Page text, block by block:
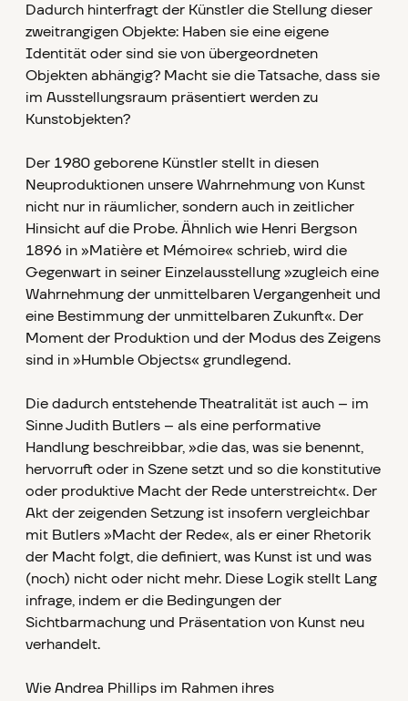
Dadurch hinterfragt der Künstler die Stellung dieser
zweitrangigen Objekte: Haben sie eine eigene
Identität oder sind sie von übergeordneten
Objekten abhängig? Macht sie die Tatsache, dass sie
im Ausstellungsraum präsentiert werden zu
Kunstobjekten?
Der 1980 geborene Künstler stellt in diesen
Neuproduktionen unsere Wahrnehmung von Kunst
nicht nur in räumlicher, sondern auch in zeitlicher
Hinsicht auf die Probe. Ähnlich wie Henri Bergson
1896 in »Matière et Mémoire« schrieb, wird die
Gegenwart in seiner Einzelausstellung »zugleich eine
Wahrnehmung der unmittelbaren Vergangenheit und
eine Bestimmung der unmittelbaren Zukunft«. Der
Moment der Produktion und der Modus des Zeigens
sind in »Humble Objects« grundlegend.
Die dadurch entstehende Theatralität ist auch – im
Sinne Judith Butlers – als eine performative
Handlung beschreibbar, »die das, was sie benennt,
hervorruft oder in Szene setzt und so die konstitutive
oder produktive Macht der Rede unterstreicht«. Der
Akt der zeigenden Setzung ist insofern vergleichbar
mit Butlers »Macht der Rede«, als er einer Rhetorik
der Macht folgt, die definiert, was Kunst ist und was
(noch) nicht oder nicht mehr. Diese Logik stellt Lang
infrage, indem er die Bedingungen der
Sichtbarmachung und Präsentation von Kunst neu
verhandelt.
Wie Andrea Phillips im Rahmen ihres